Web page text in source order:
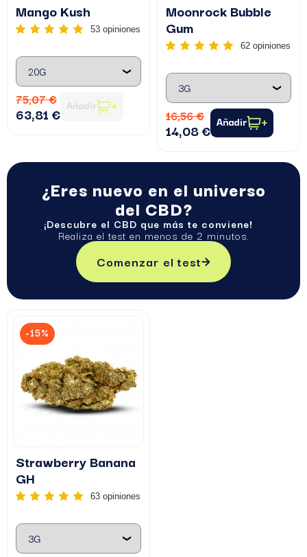
Mango Kush
53 opiniones
75,07 €
63,81 € Añadir
Moonrock Bubble
Gum
62 opiniones
16,56 €
14,08 € Añadir
¿Eres nuevo en el universo
del CBD?
¡Descubre el CBD que más te conviene!
Realiza el test en menos de 2 minutos.
Comenzar el test
Strawberry Banana
GH
63 opiniones
-15%